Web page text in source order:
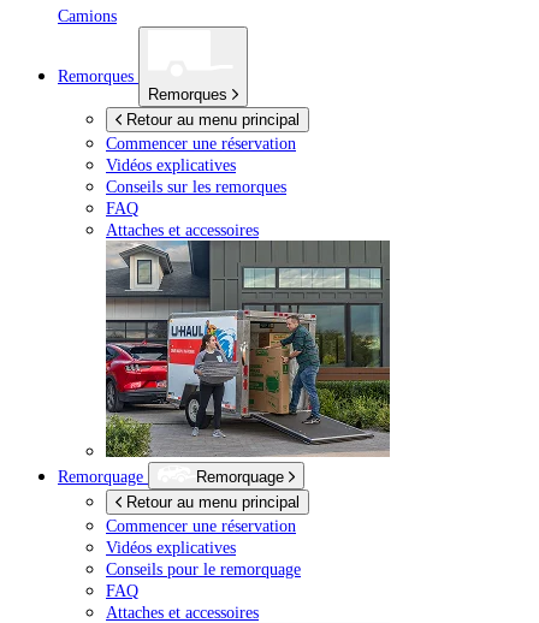
Camions
Remorques
Remorques
Retour au menu principal
Commencer une réservation
Vidéos explicatives
Conseils sur les remorques
FAQ
Attaches et accessoires
Remorquage
Remorquage
Retour au menu principal
Commencer une réservation
Vidéos explicatives
Conseils pour le remorquage
FAQ
Attaches et accessoires